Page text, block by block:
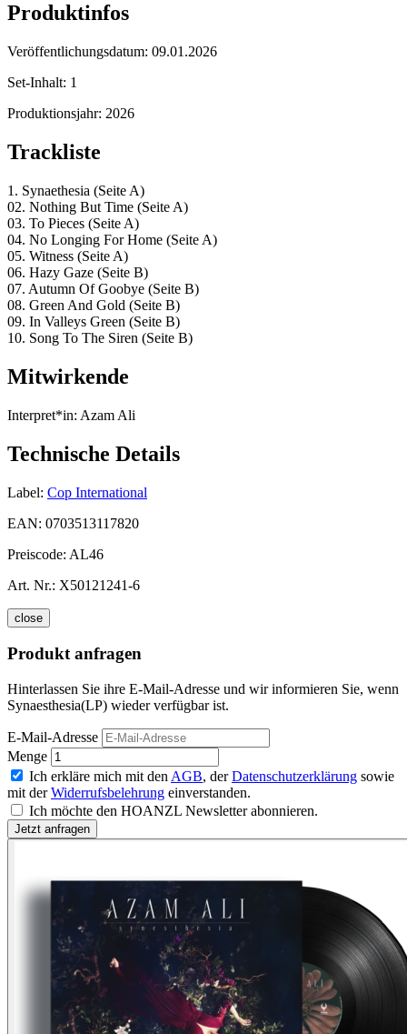
Produktinfos
Veröffentlichungsdatum: 09.01.2026
Set-Inhalt: 1
Produktionsjahr: 2026
Trackliste
1. Synaethesia (Seite A)
02. Nothing But Time (Seite A)
03. To Pieces (Seite A)
04. No Longing For Home (Seite A)
05. Witness (Seite A)
06. Hazy Gaze (Seite B)
07. Autumn Of Goobye (Seite B)
08. Green And Gold (Seite B)
09. In Valleys Green (Seite B)
10. Song To The Siren (Seite B)
Mitwirkende
Interpret*in: Azam Ali
Technische Details
Label: Cop International
EAN: 0703513117820
Preiscode: AL46
Art. Nr.: X50121241-6
close
Produkt anfragen
Hinterlassen Sie ihre E-Mail-Adresse und wir informieren Sie, wenn
Synaesthesia(LP) wieder verfügbar ist.
E-Mail-Adresse
Menge
Ich erkläre mich mit den AGB, derDatenschutzerklärung sowie
mit derWiderrufsbelehrung einverstanden.
Ich möchte den HOANZL Newsletter abonnieren.